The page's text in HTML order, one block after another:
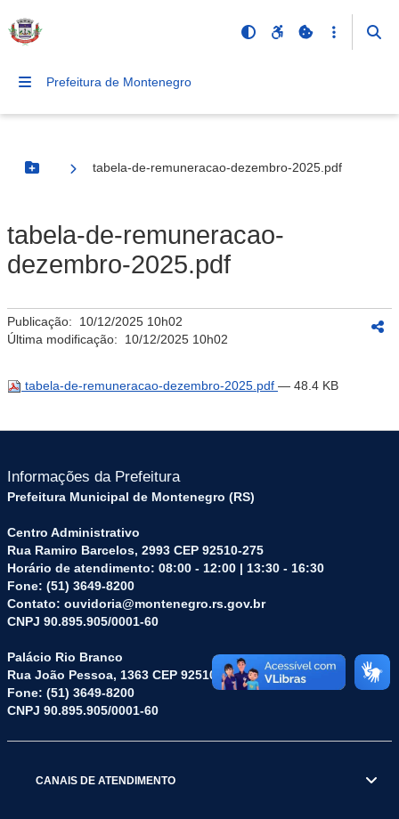
Prefeitura de Montenegro
Botão Menu
tabela-de-remuneracao-dezembro-2025.pdf
tabela-de-remuneracao-
dezembro-2025.pdf
Publicação: 10/12/2025 10h02
Última modificação: 10/12/2025 10h02
tabela-de-remuneracao-dezembro-2025.pdf — 48.4 KB
Informações da Prefeitura
Prefeitura Municipal de Montenegro (RS)
Centro Administrativo
Rua Ramiro Barcelos, 2993 CEP 92510-275
Horário de atendimento: 08:00 - 12:00 | 13:30 - 16:30
Fone: (51) 3649-8200
Contato: ouvidoria@montenegro.rs.gov.br
CNPJ 90.895.905/0001-60
Palácio Rio Branco
Rua João Pessoa, 1363 CEP 92510-045
Fone: (51) 3649-8200
CNPJ 90.895.905/0001-60
CANAIS DE ATENDIMENTO